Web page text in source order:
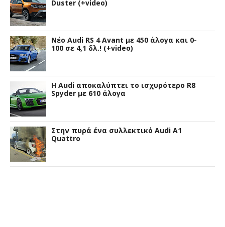
Duster (+video)
Νέο Audi RS 4 Avant με 450 άλογα και 0-
100 σε 4,1 δλ.! (+video)
Η Audi αποκαλύπτει το ισχυρότερο R8
Spyder με 610 άλογα
Στην πυρά ένα συλλεκτικό Audi A1
Quattro